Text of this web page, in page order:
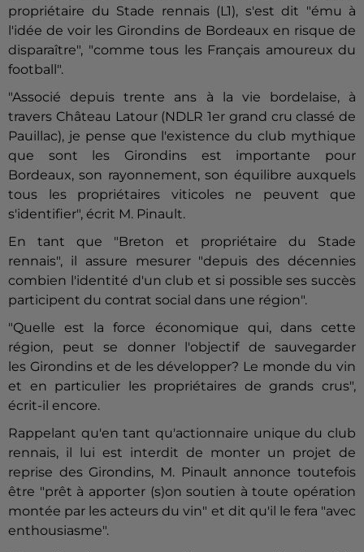
propriétaire du Stade rennais (L1), s'est dit "ému à
l'idée de voir les Girondins de Bordeaux en risque de
disparaître", "comme tous les Français amoureux du
football".
"Associé depuis trente ans à la vie bordelaise, à
travers Château Latour (NDLR 1er grand cru classé de
Pauillac), je pense que l'existence du club mythique
que sont les Girondins est importante pour
Bordeaux, son rayonnement, son équilibre auxquels
tous les propriétaires viticoles ne peuvent que
s'identifier", écrit M. Pinault.
En tant que "Breton et propriétaire du Stade
rennais", il assure mesurer "depuis des décennies
combien l'identité d'un club et si possible ses succès
participent du contrat social dans une région".
"Quelle est la force économique qui, dans cette
région, peut se donner l'objectif de sauvegarder
les Girondins et de les développer? Le monde du vin
et en particulier les propriétaires de grands crus",
écrit-il encore.
Rappelant qu'en tant qu'actionnaire unique du club
rennais, il lui est interdit de monter un projet de
reprise des Girondins, M. Pinault annonce toutefois
être "prêt à apporter (s)on soutien à toute opération
montée par les acteurs du vin" et dit qu'il le fera "avec
enthousiasme".